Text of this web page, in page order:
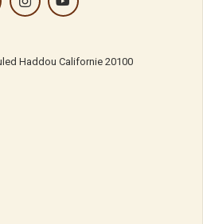
Haddou Californie 20100